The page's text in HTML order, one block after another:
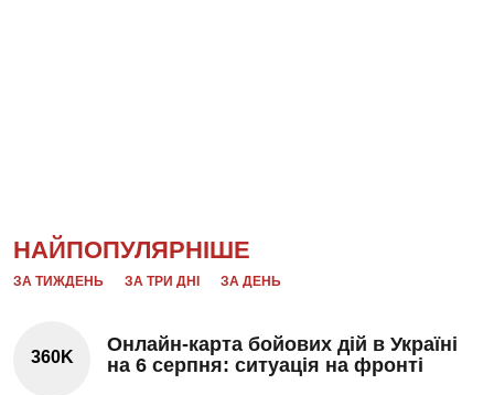
НАЙПОПУЛЯРНІШЕ
ЗА ТИЖДЕНЬ ЗА ТРИ ДНІ ЗА ДЕНЬ
360K
Онлайн-карта бойових дій в Україні
на 6 серпня: ситуація на фронті